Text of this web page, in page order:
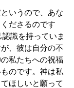
いうので、あな
ださるのです
識を持っていま
、彼は自分の不
私たちへの祝福
のです。神は私
ほしいと願って